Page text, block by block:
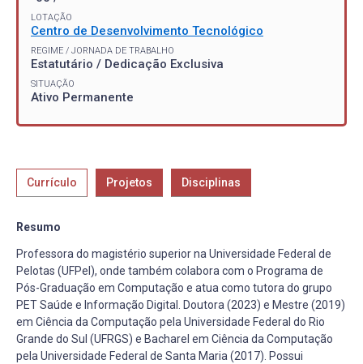
LOTAÇÃO
Centro de Desenvolvimento Tecnológico
REGIME / JORNADA DE TRABALHO
Estatutário / Dedicação Exclusiva
SITUAÇÃO
Ativo Permanente
Currículo Projetos Disciplinas
Resumo
Professora do magistério superior na Universidade Federal de
Pelotas (UFPel), onde também colabora com o Programa de
Pós-Graduação em Computação e atua como tutora do grupo
PET Saúde e Informação Digital. Doutora (2023) e Mestre (2019)
em Ciência da Computação pela Universidade Federal do Rio
Grande do Sul (UFRGS) e Bacharel em Ciência da Computação
pela Universidade Federal de Santa Maria (2017). Possui